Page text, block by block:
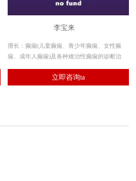
李宝来
擅长：癫痫(儿童癫痫、青少年癫痫、女性癫
痫、成年人癫痫)及各种难治性癫痫的诊断治
立即咨询ta